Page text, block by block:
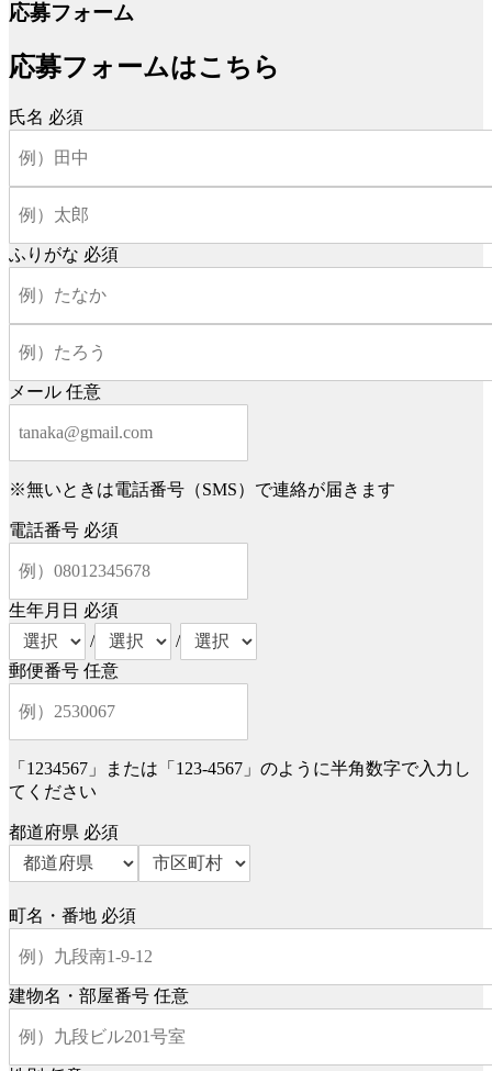
応募フォーム
応募フォームはこちら
氏名 必須
ふりがな 必須
メール 任意
※無いときは電話番号（SMS）で連絡が届きます
電話番号 必須
生年月日 必須
/
/
郵便番号 任意
「1234567」または「123-4567」のように半角数字で入力し
てください
都道府県 必須
町名・番地 必須
建物名・部屋番号 任意